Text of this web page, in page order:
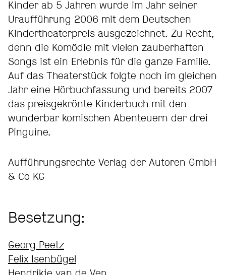
Kinder ab 5 Jahren wurde im Jahr seiner
Uraufführung 2006 mit dem Deutschen
Kindertheaterpreis ausgezeichnet. Zu Recht,
denn die Komödie mit vielen zauberhaften
Songs ist ein Erlebnis für die ganze Familie.
Auf das Theaterstück folgte noch im gleichen
Jahr eine Hörbuchfassung und bereits 2007
das preisgekrönte Kinderbuch mit den
wunderbar komischen Abenteuern der drei
Pinguine.
Aufführungsrechte Verlag der Autoren GmbH
& Co KG
Besetzung:
Georg Peetz
Felix Isenbügel